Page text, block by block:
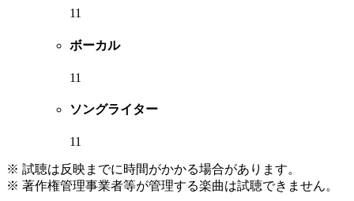
11
ボーカル
11
ソングライター
11
※ 試聴は反映までに時間がかかる場合があります。
※ 著作権管理事業者等が管理する楽曲は試聴できません。